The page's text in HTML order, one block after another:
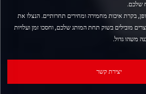
שלכם.
בקרת איכות מחמירה ומחירים תחרותיים. הנצלו את
מובילים בשוק תחת המותג שלכם, וחסכו זמן ועלויות
משהו גדול.
יצירת קשר